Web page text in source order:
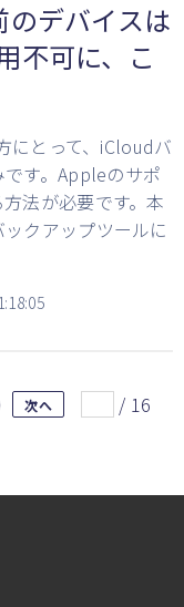
のデバイスは
不可に、こ
にとって、iCloudバ
す。Appleのサポ
法が必要です。本
クアップツールに
次へ / 16